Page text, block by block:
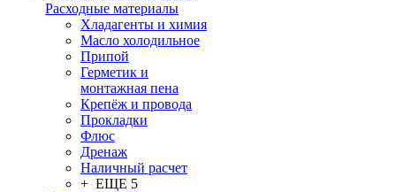
Расходные материалы
Хладагенты и химия
Масло холодильное
Припой
Герметик и
монтажная пена
Крепёж и провода
Прокладки
Флюс
Дренаж
Наличный расчет
+ ЕЩЕ 5